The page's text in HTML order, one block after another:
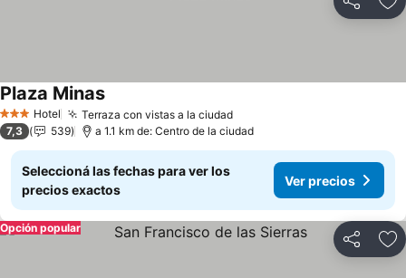
Compartir
3 Estrellas
Hotel Terraza con vistas a la ciudad
Plaza Minas
7,3 539 a 1.1 km de: Centro de la ciudad
Seleccioná las fechas para ver los
precios exactos
Ver precios
Compartir
Opción popular